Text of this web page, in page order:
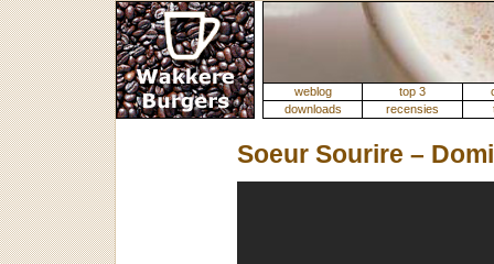
weblog top 3
downloads
recensies
Soeur Sourire –